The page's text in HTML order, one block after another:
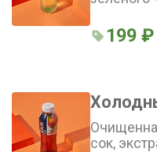
кислота,
199 ₽
сок,